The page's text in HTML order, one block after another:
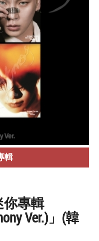
輯
你專輯
Ver.)」(韓